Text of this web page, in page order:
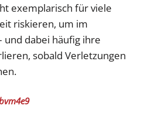
exemplarisch für viele
riskieren, um im
und dabei häufig ihre
sobald Verletzungen